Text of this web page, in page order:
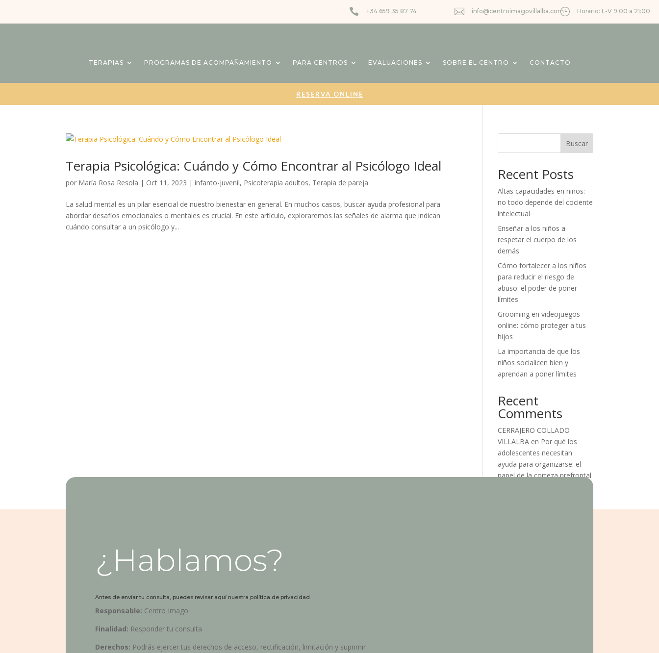
 +34 659 35 87 74  info@centroimagovillalba.com} Horario: L-V 9:00 a 21:00
TERAPIAS PROGRAMAS DE ACOMPAÑAMIENTO PARA CENTROS EVALUACIONES SOBRE EL CENTRO CONTACTO
RESERVA ONLINE
Terapia Psicológica: Cuándo y Cómo Encontrar al Psicólogo Ideal
por María Rosa Resola | Oct 11, 2023 |infanto-juvenil, Psicoterapia adultos, Terapia de pareja
La salud mental es un pilar esencial de nuestro bienestar en general. En muchos casos, buscar ayuda profesional para
abordar desafíos emocionales o mentales es crucial. En este artículo, exploraremos las señales de alarma que indican
cuándo consultar a un psicólogo y...
Buscar
Recent Posts
Altas capacidades en niños:
no todo depende del cociente
intelectual
Enseñar a los niños a
respetar el cuerpo de los
demás
Cómo fortalecer a los niños
para reducir el riesgo de
abuso: el poder de poner
límites
Grooming en videojuegos
online: cómo proteger a tus
hijos
La importancia de que los
niños socialicen bien y
aprendan a poner límites
Recent
Comments
CERRAJERO COLLADO
VILLALBA en Por qué los
adolescentes necesitan
ayuda para organizarse: el
papel de la corteza prefrontal
¿Hablamos?
Antes de envíar tu consulta, puedes revisar aquí nuestra política de privacidad
Responsable: Centro Imago
Finalidad: Responder tu consulta
Derechos: Podrás ejercer tus derechos de acceso, rectificación, limitación y suprimir